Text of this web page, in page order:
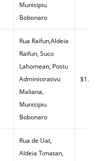
Munisipiu
Bobonaro
Rua Raifun,Aldeia
Raifun, Suco
Lahomean, Postu
Administrativu
Maliana,
Munisipiu
Bobonaro
$1.44
Rua de Uat,
Aldeia Timatan,